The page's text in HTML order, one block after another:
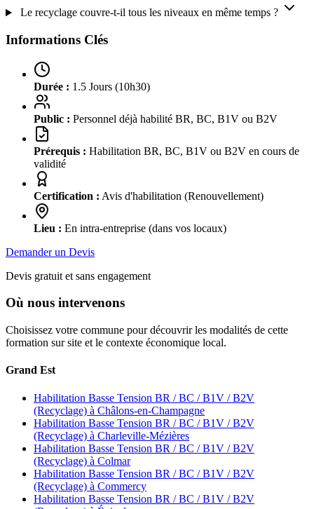
Le recyclage couvre-t-il tous les niveaux en même temps ?
Informations Clés
Durée : 1.5 Jours (10h30)
Public : Personnel déjà habilité BR, BC, B1V ou B2V
Prérequis : Habilitation BR, BC, B1V ou B2V en cours de
validité
Certification : Avis d'habilitation (Renouvellement)
Lieu : En intra-entreprise (dans vos locaux)
Demander un Devis
Devis gratuit et sans engagement
Où nous intervenons
Choisissez votre commune pour découvrir les modalités de cette
formation sur site et le contexte économique local.
Grand Est
Habilitation Basse Tension BR / BC / B1V / B2V
(Recyclage) à Châlons-en-Champagne
Habilitation Basse Tension BR / BC / B1V / B2V
(Recyclage) à Charleville-Mézières
Habilitation Basse Tension BR / BC / B1V / B2V
(Recyclage) à Colmar
Habilitation Basse Tension BR / BC / B1V / B2V
(Recyclage) à Commercy
Habilitation Basse Tension BR / BC / B1V / B2V